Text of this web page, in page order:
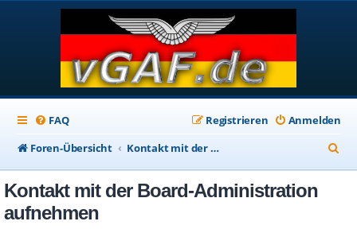
FAQ Anmelden
Registrieren
Foren-Übersicht
Kontakt mit der Board-Administration aufnehmen
u
Kontakt mit der Board-Administration
aufnehmen